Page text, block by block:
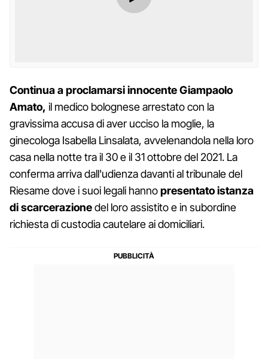
Continua a proclamarsi innocente Giampaolo
Amato, il medico bolognese arrestato con la
gravissima accusa di aver ucciso la moglie, la
ginecologa Isabella Linsalata, avvelenandola nella loro
casa nella notte tra il 30 e il 31 ottobre del 2021. La
conferma arriva dall'udienza davanti al tribunale del
Riesame dove i suoi legali hannopresentato istanza
di scarcerazionedel loro assistito e in subordine
richiesta di custodia cautelare ai domiciliari.